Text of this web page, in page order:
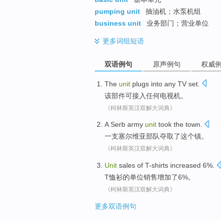
pumping unit
抽油机；水泵机组
business unit
业务部门；营业单位
更多词组短语
双语例句 原声例句 权威
The unit plugs into any TV set
该部件可接入任何电视机。
《柯林斯英汉双解大词典》
A Serb army unit took the town.
一支塞尔维亚部队夺取了这个镇。
《柯林斯英汉双解大词典》
Unit sales of T-shirts increased 6%.
T恤衫的单位销售增加了6%。
《柯林斯英汉双解大词典》
更多双语例句